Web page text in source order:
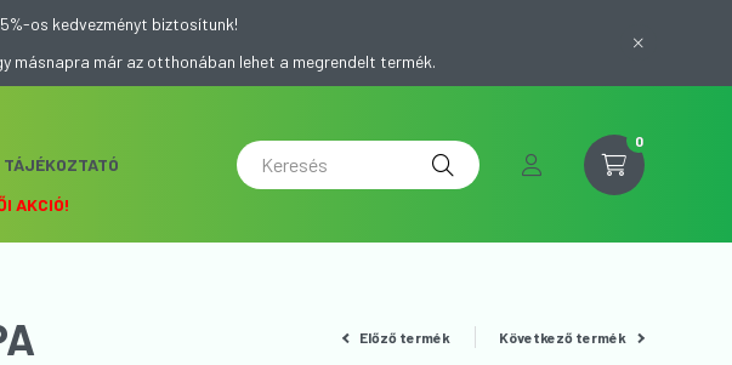
os kedvezményt biztosítunk!
már az otthonában lehet a megrendelt termék.
TÁJÉKOZTATÓ
AKCIÓ!
0
Előző termék Következő termék